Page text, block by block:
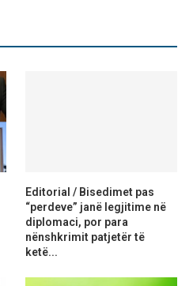
Editorial / Bisedimet pas
“perdeve” janë legjitime në
diplomaci, por para
nënshkrimit patjetër të
ketë...